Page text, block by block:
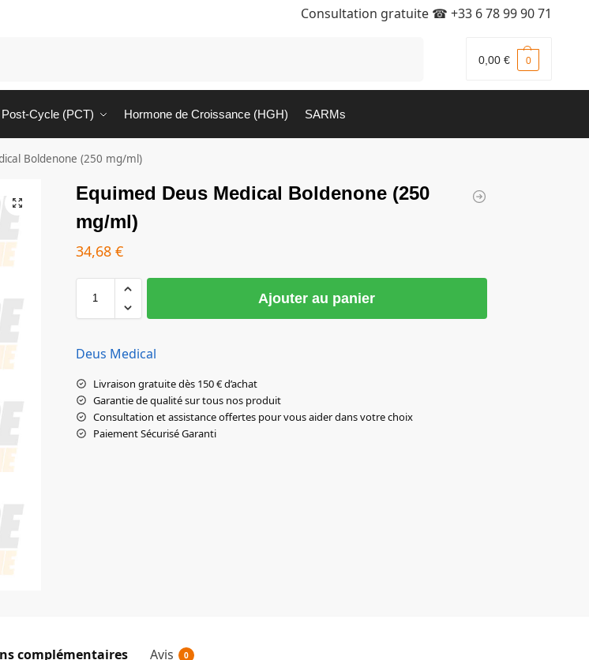
Consultation gratuite ☎ +33 6 78 99 90 71
0,00 € 0
Cycle (PCT) Hormone de Croissance (HGH) SARMs
Boldenone (250 mg/ml)
Equimed Deus Medical Boldenone (250
mg/ml)
34,68 €
Ajouter au panier
Deus Medical
Livraison gratuite dès 150 € d’achat
Garantie de qualité sur tous nos produit
Consultation et assistance offertes pour vous aider dans votre choix
Paiement Sécurisé Garanti
complémentaires Avis 0